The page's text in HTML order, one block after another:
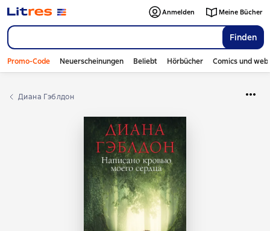
Finden
Anmelden Meine Bücher
Promo-Code Neuerscheinungen Beliebt Hörbücher Comics und
Диана Гэблдон